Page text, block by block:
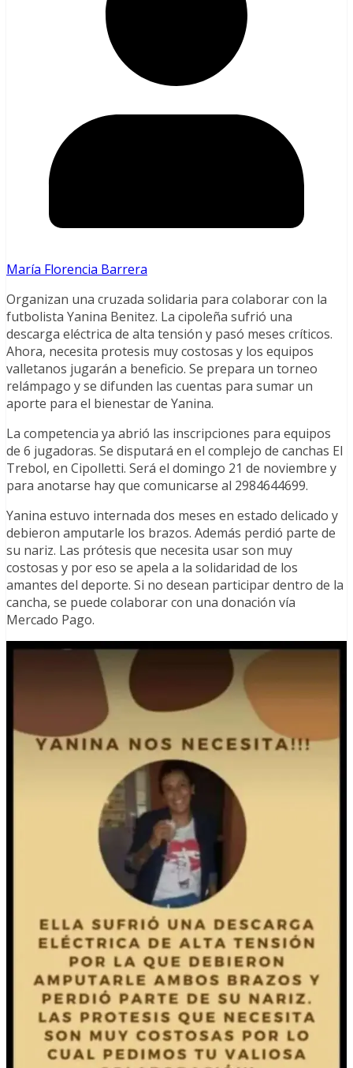
María Florencia Barrera
Organizan una cruzada solidaria para colaborar con la
futbolista Yanina Benitez. La cipoleña sufrió una
descarga eléctrica de alta tensión y pasó meses críticos.
Ahora, necesita protesis muy costosas y los equipos
valletanos jugarán a beneficio. Se prepara un torneo
relámpago y se difunden las cuentas para sumar un
aporte para el bienestar de Yanina.
La competencia ya abrió las inscripciones para equipos
de 6 jugadoras. Se disputará en el complejo de canchas El
Trebol, en Cipolletti. Será el domingo 21 de noviembre y
para anotarse hay que comunicarse al 2984644699.
Yanina estuvo internada dos meses en estado delicado y
debieron amputarle los brazos. Además perdió parte de
su nariz. Las prótesis que necesita usar son muy
costosas y por eso se apela a la solidaridad de los
amantes del deporte. Si no desean participar dentro de la
cancha, se puede colaborar con una donación vía
Mercado Pago.